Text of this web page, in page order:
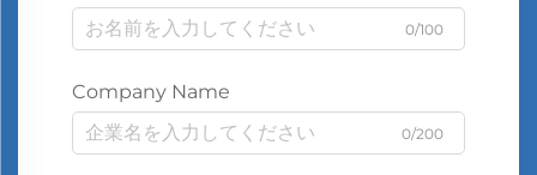
0/100
Company Name
0/200